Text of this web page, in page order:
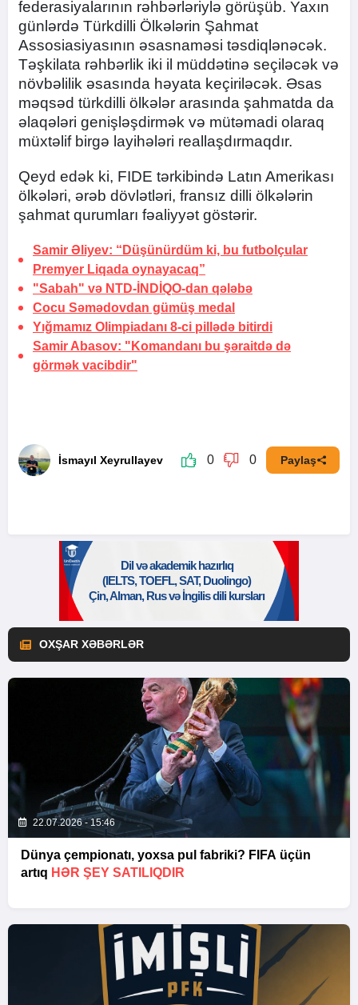
federasiyalarının rəhbərləriylə görüşüb. Yaxın
günlərdə Türkdilli Ölkələrin Şahmat
Assosiasiyasının əsasnaməsi təsdiqlənəcək.
Təşkilata rəhbərlik iki il müddətinə seçiləcək və
növbəlilik əsasında həyata keçiriləcək. Əsas
məqsəd türkdilli ölkələr arasında şahmatda da
əlaqələri genişləşdirmək və mütəmadi olaraq
müxtəlif birgə layihələri reallaşdırmaqdır.
Qeyd edək ki, FIDE tərkibində Latın Amerikası
ölkələri, ərəb dövlətləri, fransız dilli ölkələrin
şahmat qurumları fəaliyyət göstərir.
Samir Əliyev: “Düşünürdüm ki, bu futbolçular
Premyer Liqada oynayacaq”
"Sabah" və NTD-İNDİQO-dan qələbə
Cocu Səmədovdan gümüş medal
Yığmamız Olimpiadanı 8-ci pillədə bitirdi
Samir Abasov: "Komandanı bu şəraitdə də
görmək vacibdir"
İsmayıl Xeyrullayev 0 0 Paylaş
OXŞAR XƏBƏRLƏR
22.07.2026 - 15:46
Dünya çempionatı, yoxsa pul fabriki? FIFA üçün
artıq HƏR ŞEY SATILIQDIR